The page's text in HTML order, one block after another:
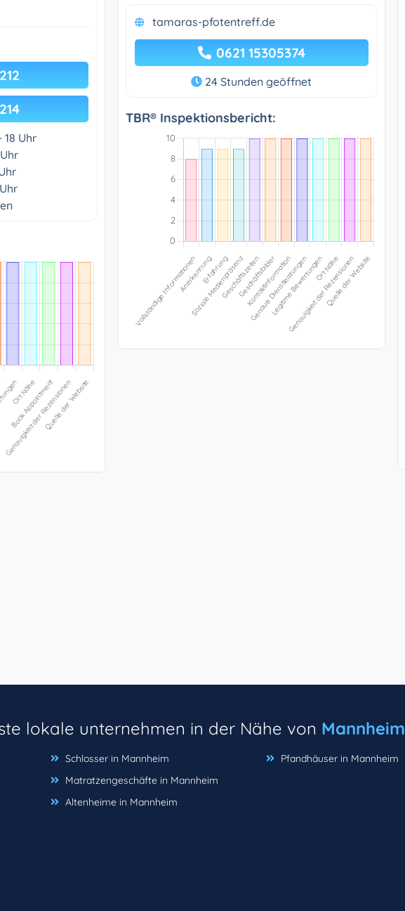
18 Uhr
tamaras-pfotentreff.de
0621 15305374
24 Stunden geöffnet
TBR® Inspektionsbericht:
lokale unternehmen in der Nähe von Mannheim
Schlosser in Mannheim
Matratzengeschäfte in Mannheim
Altenheime in Mannheim
Pfandhäuser in Mannheim